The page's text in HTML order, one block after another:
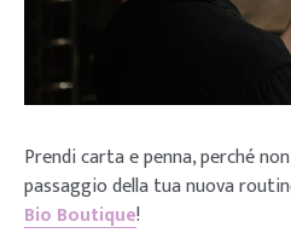
Prendi carta e penna, perché
passaggio della tua nuova
Bio Boutique!